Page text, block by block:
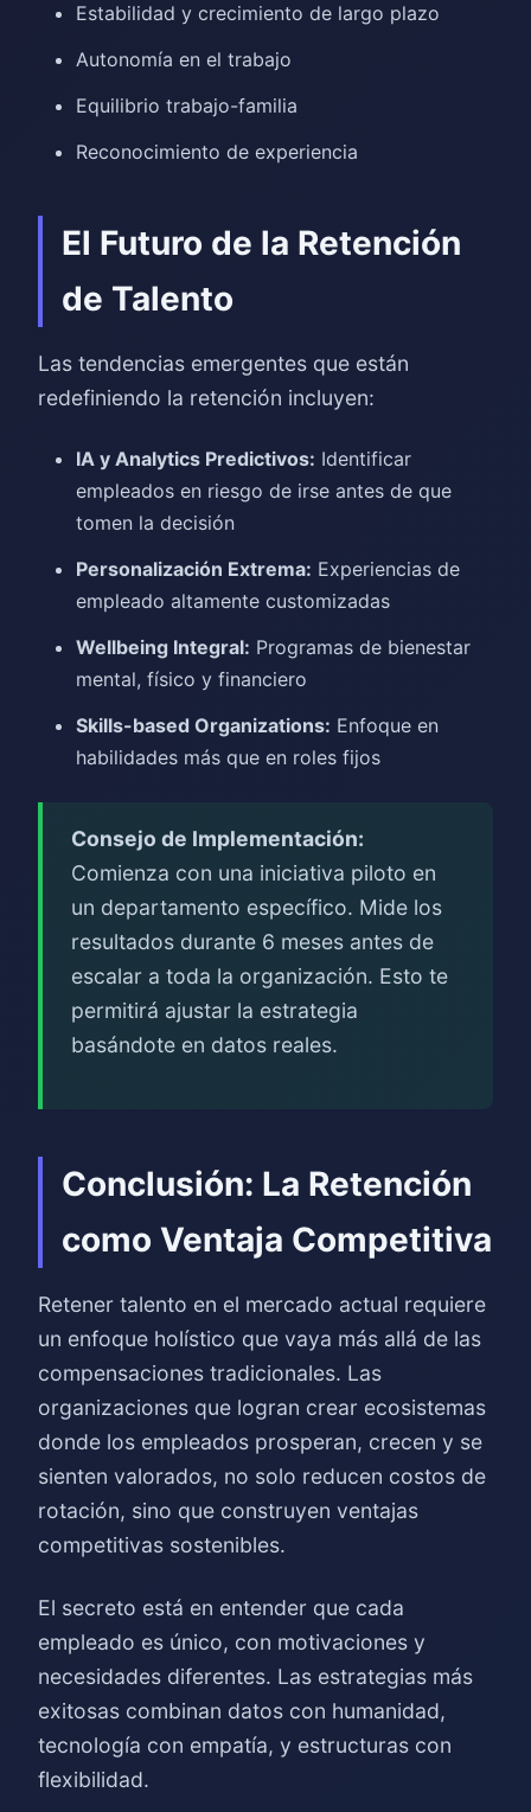
Estabilidad y crecimiento de largo plazo
Autonomía en el trabajo
Equilibrio trabajo-familia
Reconocimiento de experiencia
El Futuro de la Retención
de Talento
Las tendencias emergentes que están
redefiniendo la retención incluyen:
IA y Analytics Predictivos: Identificar
empleados en riesgo de irse antes de que
tomen la decisión
Personalización Extrema: Experiencias de
empleado altamente customizadas
Wellbeing Integral: Programas de bienestar
mental, físico y financiero
Skills-based Organizations: Enfoque en
habilidades más que en roles fijos
Consejo de Implementación:
Comienza con una iniciativa piloto en
un departamento específico. Mide los
resultados durante 6 meses antes de
escalar a toda la organización. Esto te
permitirá ajustar la estrategia
basándote en datos reales.
Conclusión: La Retención
como Ventaja Competitiva
Retener talento en el mercado actual requiere
un enfoque holístico que vaya más allá de las
compensaciones tradicionales. Las
organizaciones que logran crear ecosistemas
donde los empleados prosperan, crecen y se
sienten valorados, no solo reducen costos de
rotación, sino que construyen ventajas
competitivas sostenibles.
El secreto está en entender que cada
empleado es único, con motivaciones y
necesidades diferentes. Las estrategias más
exitosas combinan datos con humanidad,
tecnología con empatía, y estructuras con
flexibilidad.